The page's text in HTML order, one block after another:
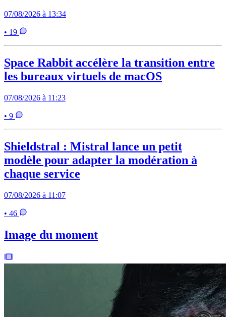
07/08/2026 à 13:34
• 19
Space Rabbit accélère la transition entre
les bureaux virtuels de macOS
07/08/2026 à 11:23
• 9
Shieldstral : Mistral lance un petit
modèle pour adapter la modération à
chaque service
07/08/2026 à 11:07
• 46
Image du moment